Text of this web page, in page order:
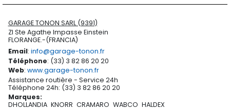
GARAGE TONON SARL (9391)
ZI Ste Agathe Impasse Einstein
FLORANGE.-(FRANCIA)
Email: info@garage-tonon.fr
Téléphone: (33) 3 82 86 20 20
Web: www.garage-tonon.fr
Assistance routière - Service 24h
Téléphone 24h: (33) 3 82 86 20 20
Marques:
DHOLLANDIA KNORR CRAMARO WABCO HALDEX